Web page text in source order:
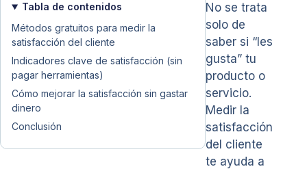
Tabla de contenidos
Métodos gratuitos para medir la
satisfacción del cliente
Indicadores clave de satisfacción (sin
pagar herramientas)
Cómo mejorar la satisfacción sin gastar
dinero
Conclusión
No se trata
solo de
saber si “les
gusta” tu
producto o
servicio.
Medir la
satisfacción
del cliente
te ayuda a